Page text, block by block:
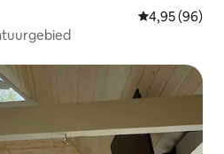
Gemiddelde
4,95 (96)